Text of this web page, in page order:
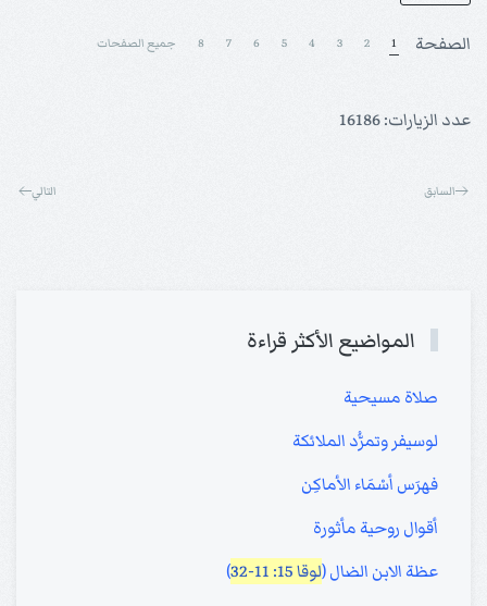
الصفحة 1
2
3
4
5
6
7
8 جميع الصفحات
عدد الزيارات: 16186
السابق التالي
المواضيع الأكثر قراءة
صلاة مسيحية
لوسيفر وتمرُّد الملائكة
فهرَس أسْمَاء الأماكِن
أقوال روحية مأثورة
عظة الابن الضال (لوقا 15: 11-32 )